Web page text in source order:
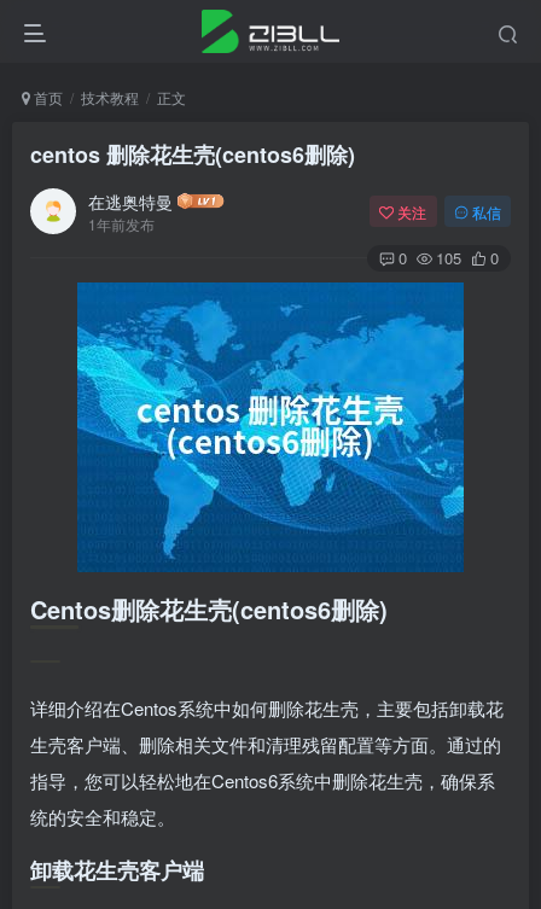
首页 技术教程 正文
centos 删除花生壳(centos6删除)
在逃奥特曼
1年前发布
关注 私信
0 105 0
Centos删除花生壳(centos6删除)
详细介绍在Centos系统中如何删除花生壳，主要包括卸载花
生壳客户端、删除相关文件和清理残留配置等方面。通过的
指导，您可以轻松地在Centos6系统中删除花生壳，确保系
统的安全和稳定。
卸载花生壳客户端